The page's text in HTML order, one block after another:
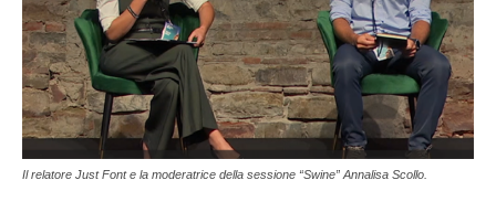
Il relatore Just Font e la moderatrice della sessione “Swine” Annalisa Scollo.